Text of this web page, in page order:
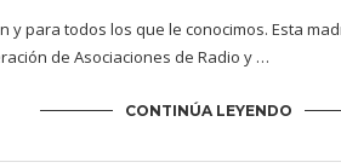
para todos los que le conocimos. Esta
de Asociaciones de Radio y …
CONTINÚA LEYENDO